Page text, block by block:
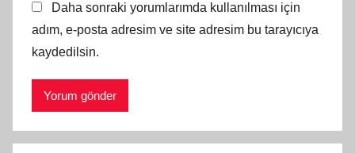
Daha sonraki yorumlarımda kullanılması için
adım, e-posta adresim ve site adresim bu tarayıcıya
kaydedilsin.